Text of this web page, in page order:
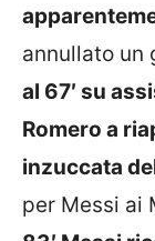
annullato un
al 67′ su
Romero a
inzuccata
per Messi ai